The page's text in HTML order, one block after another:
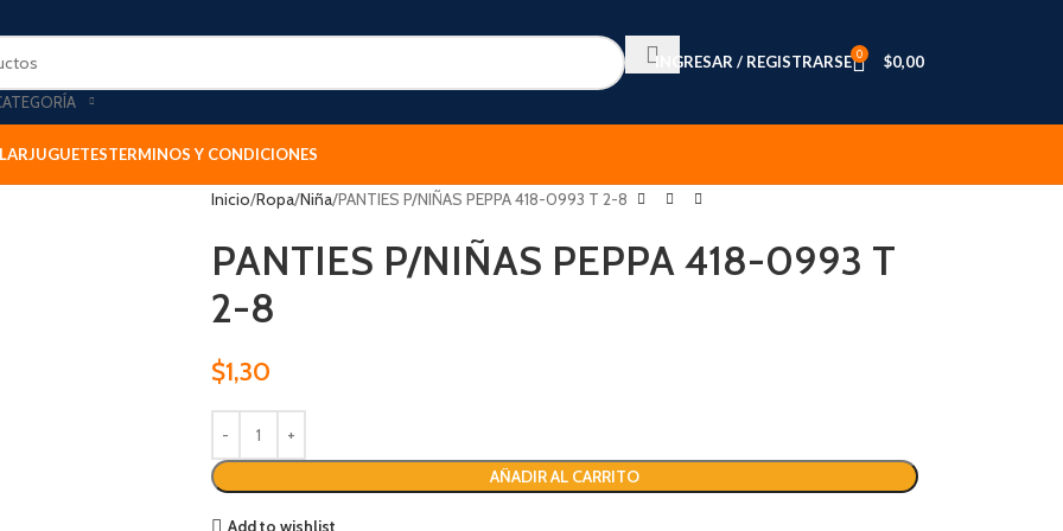
INGRESAR / REGISTRARSE 0 $0,00
JUGUETESTERMINOS Y CONDICIONES
Inicio Ropa Niña PANTIES P/NIÑAS PEPPA 418-0993 T 2-8
PANTIES P/NIÑAS PEPPA 418-0993 T
2-8
$1,30
AÑADIR AL CARRITO
Add to wishlist